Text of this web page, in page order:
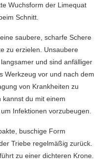
Wuchsform der Limequat
Schnitt.
saubere, scharfe Schere
zu erzielen. Unsaubere
und sind anfälliger
Werkzeug vor und nach dem
von Krankheiten zu
du mit einem
Infektionen vorzubeugen.
buschige Form
Triebe regelmäßig zurück.
zu einer dichteren Krone.